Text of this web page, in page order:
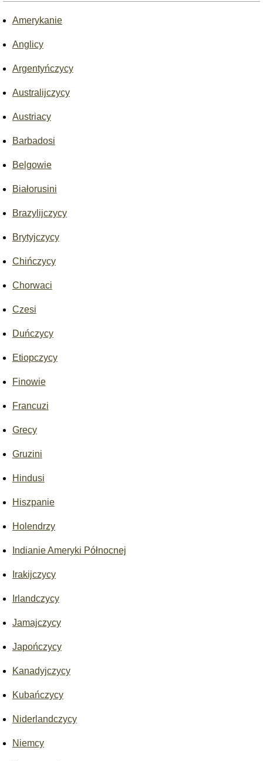
Amerykanie
Anglicy
Argentyńczycy
Australijczycy
Austriacy
Barbadosi
Belgowie
Białorusini
Brazylijczycy
Brytyjczycy
Chińczycy
Chorwaci
Czesi
Duńczycy
Etiopczycy
Finowie
Francuzi
Grecy
Gruzini
Hindusi
Hiszpanie
Holendrzy
Indianie Ameryki Północnej
Irakijczycy
Irlandczycy
Jamajczycy
Japończycy
Kanadyjczycy
Kubańczycy
Niderlandczycy
Niemcy